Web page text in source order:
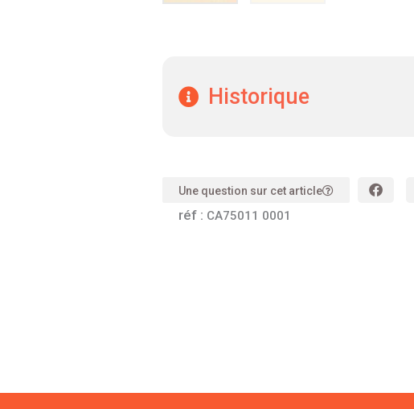
Historique
Une question sur cet article
réf : CA75011 0001